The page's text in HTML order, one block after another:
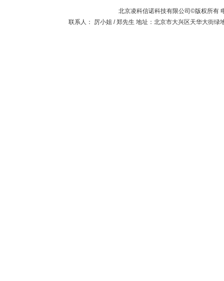
北京凌科信诺科技有限公司©版权所有
联系人： 厉小姐 / 郑先生 地址：北京市大兴区天华大街